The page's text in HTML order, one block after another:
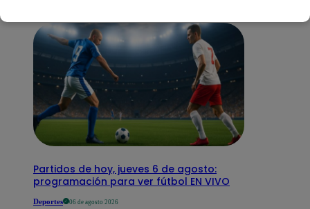
Partidos de hoy, jueves 6 de agosto:
programación para ver fútbol EN VIVO
Deportes 06 de agosto 2026